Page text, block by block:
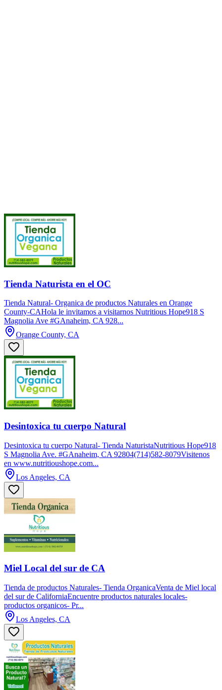
Tienda Naturista en el OC
Tienda Natural- Organica de productos Naturales en Orange
County-CAHola le invitamos a visitarnos Nutritious Hope918 S
Magnolia Ave #GAnaheim, CA 928...
Orange County, CA
Desintoxica tu cuerpo Natural
Desintoxica tu cuerpo Natural- Tienda NaturistaNutritious Hope918
S Magnolia Ave. #GAnaheim, CA 92804(714)582-8079Visitenos
en www.nutritioushope.com...
Los Angeles, CA
Miel Local del sur de CA
Tienda de productos Naturales- Tienda OrganicaVenta de Miel local
del sur de CaliforniaEncuentre productos naturales locales-
productos organicos- Pr...
Los Angeles, CA